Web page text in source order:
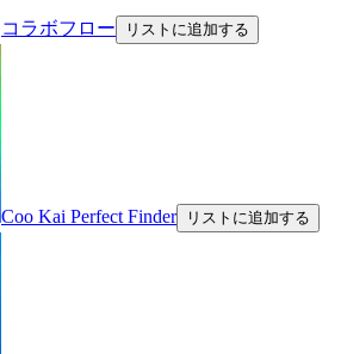
コラボフロー リストに追加する
Coo Kai Perfect Finder リストに追加する